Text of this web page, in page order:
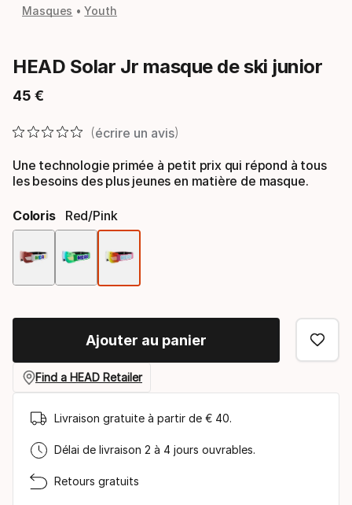
Masques Youth
HEAD Solar Jr masque de ski junior
45 €
Prix final
écrire un avis
Une technologie primée à petit prix qui répond à tous
les besoins des plus jeunes en matière de masque.
Coloris Red/pink
coloris
Ajouter au panier
Find a HEAD Retailer
Livraison gratuite à partir de € 40.
Délai de livraison 2 à 4 jours ouvrables.
Retours gratuits